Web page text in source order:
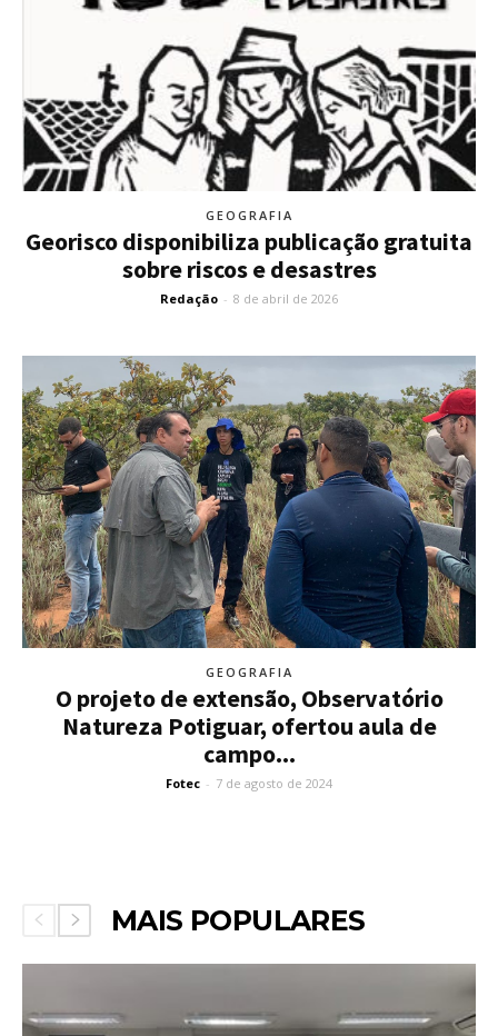
GEOGRAFIA
Georisco disponibiliza publicação gratuita
sobre riscos e desastres
Redação - 8 de abril de 2026
GEOGRAFIA
O projeto de extensão, Observatório
Natureza Potiguar, ofertou aula de
campo...
Fotec - 7 de agosto de 2024
MAIS POPULARES